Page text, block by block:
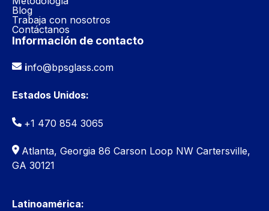
Blog
Trabaja con nosotros
Contáctanos
Información de contacto
info@bpsglass.com
Estados Unidos:
+1 470 854 3065
Atlanta, Georgia 86 Carson Loop NW Cartersville,
GA 30121
Latinoamérica: